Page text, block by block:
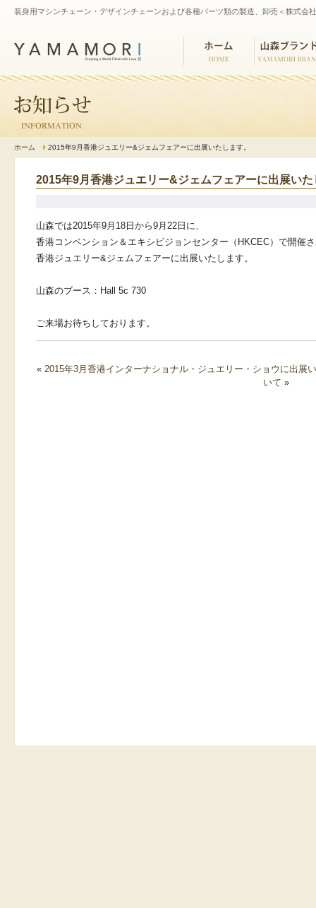
装身用マシンチェーン・デザインチェーンおよび各種パーツ類の製造、卸売＜株式会
ホーム 山森ブランド
ホーム 2015年9月香港ジュエリー&ジェムフェアーに出展いたします。
2015年9月香港ジュエリー&ジェムフェアーに出展いた
山森では2015年9 月18日から9月22日に、
香港コンベンション＆エキシビジョンセンター（HKCEC） で開催
香港ジュエリー&ジェムフェアーに出展いたします。
山森のブース：Hall 5c 730
ご来場お待ちしております。
« 2015年3月香港インターナショナル・ジュエリー・ショウに出展
いて »